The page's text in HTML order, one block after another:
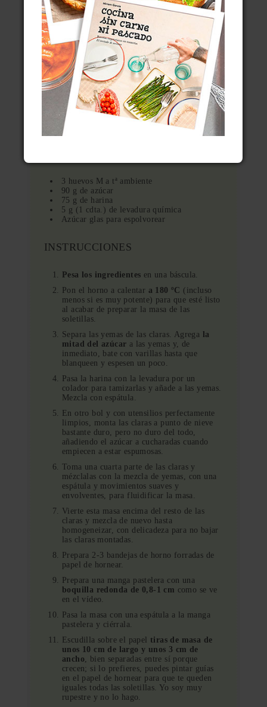
SOLETILLA CASEROS
Preparación
30 min
Cocinado
20 min
Total
50 min
Pequeños bizcochos
alargados para mojar
Miriam García
Tipo de receta:Postre
Cocina: Internacional
Raciones:
3 huevos M a tª ambiente
90 g de azúcar
75 g de harina
5 g (1 cdta.) de levadura química
Azúcar glas para espolvorear
INSTRUCCIONES
Pesa los ingredientes en una báscula.
Pon el horno a calentar a 180 ºC (incluso
menos si es muy potente) para que esté listo
al acabar de preparar la masa de las
soletillas.
Separa las yemas de las claras. Agrega la
mitad del azúcar a las yemas y, de
inmediato, bate con varillas hasta que
blanqueen y espesen un poco.
Pasa la harina con la levadura por un
colador para tamizarlas y añade a las yemas.
Mezcla con espátula.
En otro bol y con utensilios perfectamente
limpios, monta las claras a punto de nieve
bastante duro, pero no duro del todo,
añadiendo el azúcar a cucharadas cuando
empiecen a estar espumosas.
Toma una cuarta parte de las claras y
mézclalas con la mezcla de yemas, con una
espátula y movimientos suaves y
envolventes, para fluidificar la masa.
Vierte esta masa encima del resto de las
claras y mezcla de nuevo hasta
homogeneizar, con delicadeza para no bajar
las claras montadas.
Prepara 2-3 bandejas de horno forradas de
papel de hornear.
Prepara una manga pastelera con una
boquilla redonda de 0,8-1 cm como se ve
en el vídeo.
Pasa la masa con una espátula a la manga
pastelera y ciérrala.
Escudilla sobre el papel tiras de masa de
unos 10 cm de largo y unos 3 cm de
ancho , bien separadas entre sí porque
crecen; si lo prefieres, puedes pintar guías
en el papel de hornear para que te queden
iguales todas las soletillas. Yo soy muy
rupestre y no lo hago.